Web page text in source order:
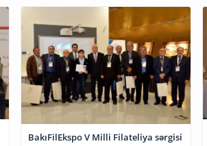
BakıFilEkspo V Milli Filateliya sərgisi